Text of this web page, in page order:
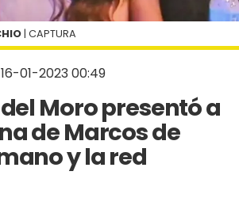
16-01-2023 00:49
Moro presentó a
de Marcos de
y la red
| CAPTURA